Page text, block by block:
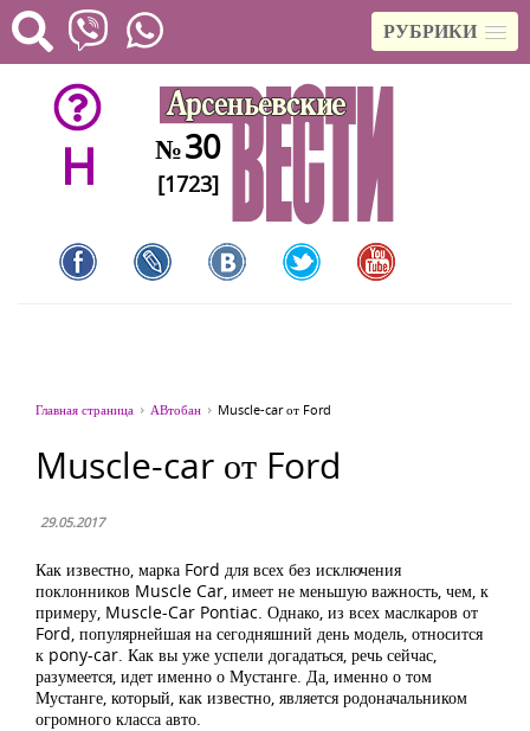
РУБРИКИ
H №30
[1723]
Главная страница АВтобан Muscle-car от Ford
Muscle-car от Ford
29.05.2017
Как известно, марка Ford для всех без исключения
поклонников Muscle Car, имеет не меньшую важность, чем, к
примеру, Muscle-Car Pontiac. Однако, из всех маслкаров от
Ford, популярнейшая на сегодняшний день модель, относится
к pony-car. Как вы уже успели догадаться, речь сейчас,
разумеется, идет именно о Мустанге. Да, именно о том
Мустанге, который, как известно, является родоначальником
огромного класса авто.